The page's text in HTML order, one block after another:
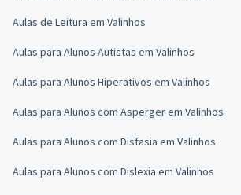
Aulas de Leitura em Valinhos
Aulas para Alunos Autistas em Valinhos
Aulas para Alunos Hiperativos em Valinhos
Aulas para Alunos com Asperger em Valinhos
Aulas para Alunos com Disfasia em Valinhos
Aulas para Alunos com Dislexia em Valinhos